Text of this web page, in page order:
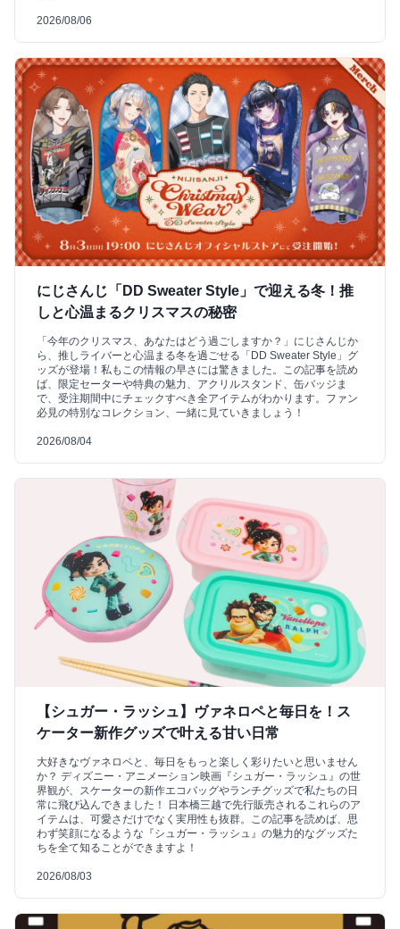
2026/08/06
にじさんじ「DD Sweater Style」で迎える冬！推
しと心温まるクリスマスの秘密
「今年のクリスマス、あなたはどう過ごしますか？」にじさんじか
ら、推しライバーと心温まる冬を過ごせる「DD Sweater Style」グ
ッズが登場！私もこの情報の早さには驚きました。この記事を読め
ば、限定セーターや特典の魅力、アクリルスタンド、缶バッジま
で、受注期間中にチェックすべき全アイテムがわかります。ファン
必見の特別なコレクション、一緒に見ていきましょう！
2026/08/04
【シュガー・ラッシュ】ヴァネロペと毎日を！ス
ケーター新作グッズで叶える甘い日常
大好きなヴァネロペと、毎日をもっと楽しく彩りたいと思いません
か？ ディズニー・アニメーション映画『シュガー・ラッシュ』の世
界観が、スケーターの新作エコバッグやランチグッズで私たちの日
常に飛び込んできました！ 日本橋三越で先行販売されるこれらのア
イテムは、可愛さだけでなく実用性も抜群。この記事を読めば、思
わず笑顔になるような『シュガー・ラッシュ』の魅力的なグッズた
ちを全て知ることができますよ！
2026/08/03